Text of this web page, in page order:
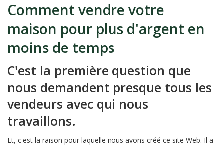
Comment vendre votre
maison pour plus d'argent en
moins de temps
C'est la première question que
nous demandent presque tous les
vendeurs avec qui nous
travaillons.
Et, c'est la raison pour laquelle nous avons créé ce site Web. Il a